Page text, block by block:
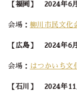
【福岡】 2024年6
会場： 柳川市民文化
【広島】 2024年6
会場： はつかいち文
【石川】 2024年